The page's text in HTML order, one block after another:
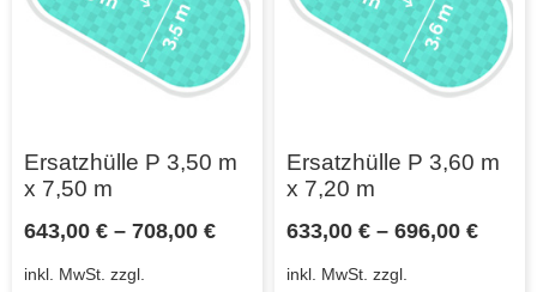
Ersatzhülle P 3,50 m
x 7,50 m
643,00 € – 708,00 €
inkl. MwSt. zzgl.
Ersatzhülle P 3,60 m
x 7,20 m
633,00 € – 696,00 €
inkl. MwSt. zzgl.